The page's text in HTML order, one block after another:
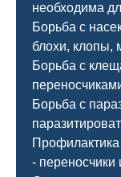
необходима
Борьба с
блохи, клопы,
Борьба с
Борьба с
-